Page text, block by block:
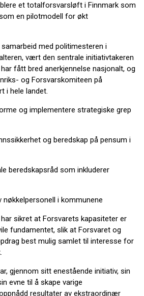
et totalforsvarsløft i Finnmark som
en pilotmodell for økt
med politimesteren i
vært den sentrale initiativtakeren
fått bred anerkjennelse nasjonalt, og
og Forsvarskomiteen på
i hele landet.
og implementere strategiske grep
og beredskap på pensum i
beredskapsråd som inkluderer
nøkkelpersonell i kommunene
sikret at Forsvarets kapasiteter er
fundamentet, slik at Forsvaret og
best mulig samlet til interesse for
gjennom sitt enestående initiativ, sin
evne til å skape varige
resultater av ekstraordinær